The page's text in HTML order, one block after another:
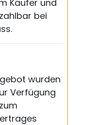
Käufer und
bei
wurden
Verfügung